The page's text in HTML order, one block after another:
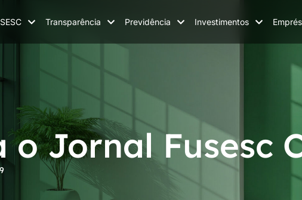
Transparência Previdência Investimentos
o Jornal Fusesc